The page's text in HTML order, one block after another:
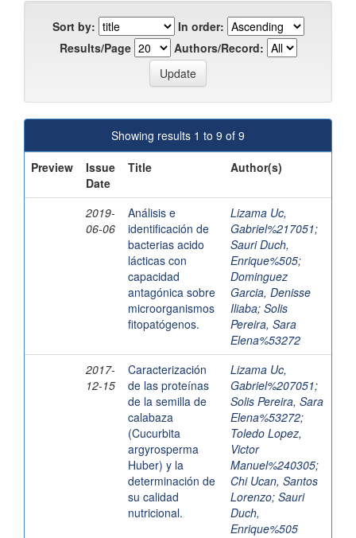
Sort by:
In order:
Results/Page
Authors/Record:
Showing results 1 to 9 of 9
Preview
Issue
Date
Title Author(s)
2019-
06-06
Análisis e
identificación de
bacterias acido
lácticas con
capacidad
antagónica sobre
microorganismos
fitopatógenos.
Lizama Uc,
Gabriel%217051;
Sauri Duch,
Enrique%505;
Dominguez
Garcia, Denisse
Iliaba; Solis
Pereira, Sara
Elena%53272
2017-
12-15
Caracterización
de las proteínas
de la semilla de
calabaza
(Cucurbita
argyrosperma
Huber) y la
determinación de
su calidad
nutricional.
Lizama Uc,
Gabriel%207051;
Solis Pereira, Sara
Elena%53272;
Toledo Lopez,
Victor
Manuel%240305;
Chi Ucan, Santos
Lorenzo; Sauri
Duch,
Enrique%505